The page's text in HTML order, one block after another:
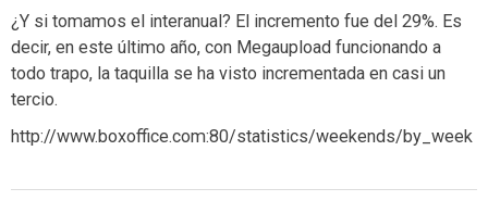
¿Y si tomamos el interanual? El incremento fue del 29%. Es
decir, en este último año, con Megaupload funcionando a
todo trapo, la taquilla se ha visto incrementada en casi un
tercio.
http://www.boxoffice.com:80/statistics/weekends/by_week